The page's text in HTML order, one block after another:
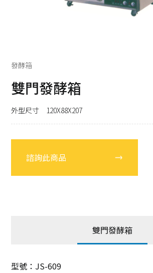
霜淇淋機
發酵箱
雙門發酵箱
外型尺寸 120X88X207
諮詢此商品
雙門發酵箱
型號：JS-609